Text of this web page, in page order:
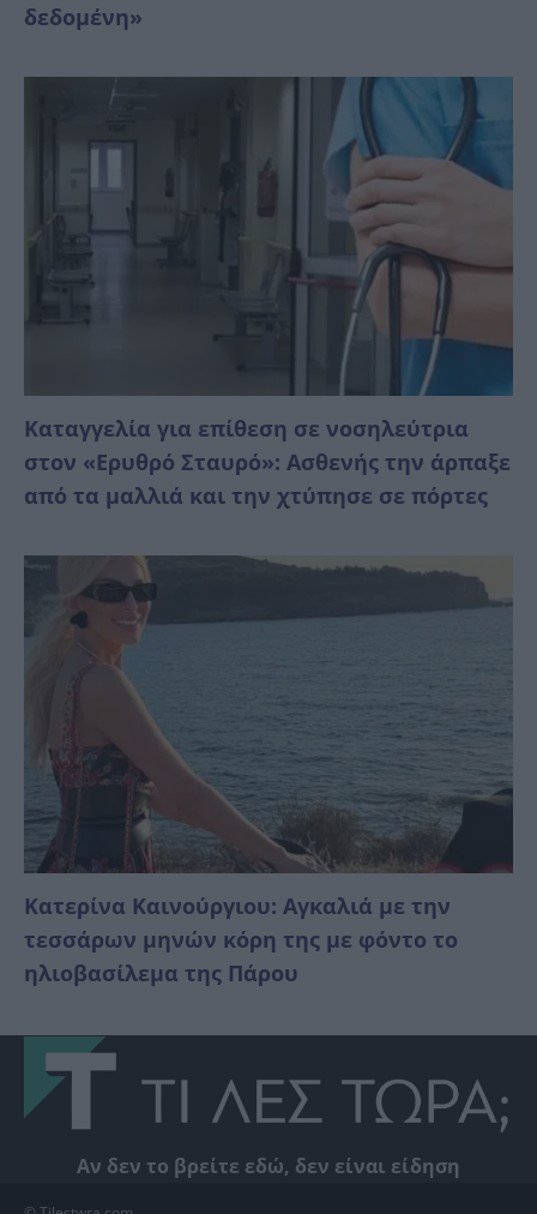
δεδομένη»
Καταγγελία για επίθεση σε νοσηλεύτρια
στον «Ερυθρό Σταυρό»: Ασθενής την άρπαξε
από τα μαλλιά και την χτύπησε σε πόρτες
Κατερίνα Καινούργιου: Αγκαλιά με την
τεσσάρων μηνών κόρη της με φόντο το
ηλιοβασίλεμα της Πάρου
Αν δεν το βρείτε εδώ, δεν είναι είδηση